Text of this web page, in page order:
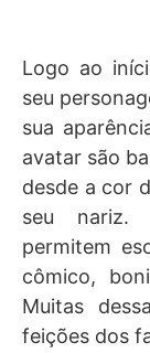
Logo ao
seu
sua
avatar são
desde a cor
seu nariz.
permitem
cômico,
Muitas
feições dos